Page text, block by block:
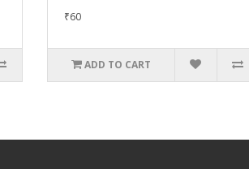
₹60
ADD TO CART